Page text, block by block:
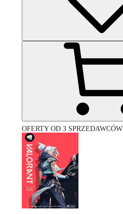
OFERTY OD 3 SPRZEDAWCÓW